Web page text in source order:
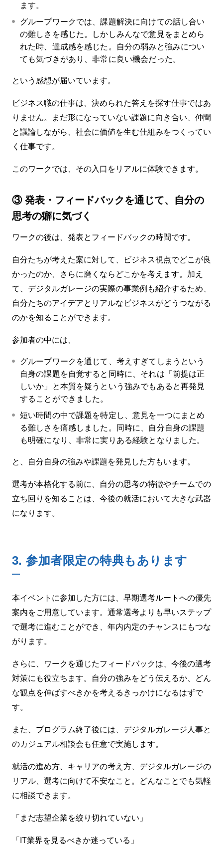
ます。
グループワークでは、課題解決に向けての話し合い
の難しさを感じた。しかしみんなで意見をまとめら
れた時、達成感を感じた。自分の弱みと強みについ
ても気づきがあり、非常に良い機会だった。
という感想が届いています。
ビジネス職の仕事は、決められた答えを探す仕事ではあ
りません。まだ形になっていない課題に向き合い、仲間
と議論しながら、社会に価値を生む仕組みをつくってい
く仕事です。
このワークでは、その入口をリアルに体験できます。
③ 発表・フィードバックを通じて、自分の
思考の癖に気づく
ワークの後は、発表とフィードバックの時間です。
自分たちが考えた案に対して、ビジネス視点でどこが良
かったのか、さらに磨くならどこかを考えます。加え
て、デジタルガレージの実際の事業例も紹介するため、
自分たちのアイデアとリアルなビジネスがどうつながる
のかを知ることができます。
参加者の中には、
グループワークを通じて、考えすぎてしまうという
自身の課題を自覚すると同時に、それは「前提は正
しいか」と本質を疑うという強みでもあると再発見
することができました。
短い時間の中で課題を特定し、意見を一つにまとめ
る難しさを痛感しました。同時に、自分自身の課題
も明確になり、非常に実りある経験となりました。
と、自分自身の強みや課題を発見した方もいます。
選考が本格化する前に、自分の思考の特徴やチームでの
立ち回りを知ることは、今後の就活において大きな武器
になります。
3.参加者限定の特典もあります
本イベントに参加した方には、早期選考ルートへの優先
案内をご用意しています。通常選考よりも早いステップ
で選考に進むことができ、年内内定のチャンスにもつな
がります。
さらに、ワークを通じたフィードバックは、今後の選考
対策にも役立ちます。自分の強みをどう伝えるか、どん
な観点を伸ばすべきかを考えるきっかけになるはずで
す。
また、プログラム終了後には、デジタルガレージ人事と
のカジュアル相談会も任意で実施します。
就活の進め方、キャリアの考え方、デジタルガレージの
リアル、選考に向けて不安なこと。どんなことでも気軽
に相談できます。
「まだ志望企業を絞り切れていない」
「IT業界を見るべきか迷っている」